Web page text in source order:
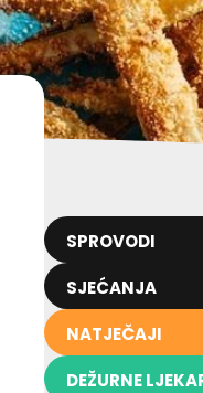
SPROVODI
SJEĆANJA
NATJEČAJI
DEŽURNE